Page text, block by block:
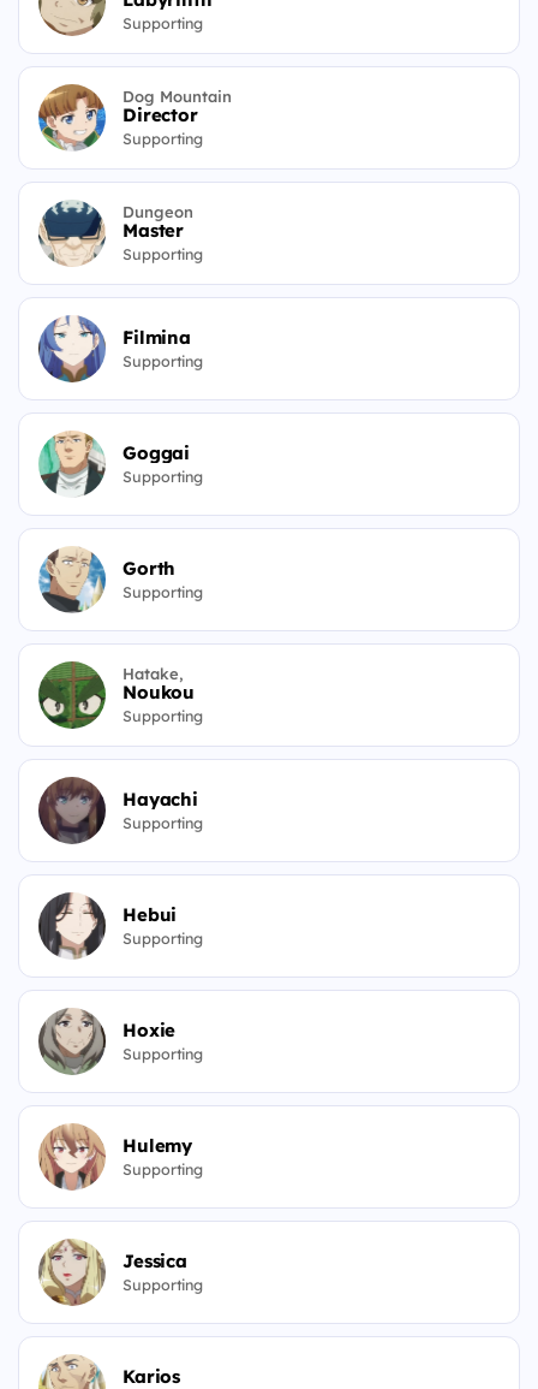
Supporting
Dog Mountain
Director
Supporting
Dungeon
Master
Supporting
Filmina
Supporting
Goggai
Supporting
Gorth
Supporting
Hatake,
Noukou
Supporting
Hayachi
Supporting
Hebui
Supporting
Hoxie
Supporting
Hulemy
Supporting
Jessica
Supporting
Karios